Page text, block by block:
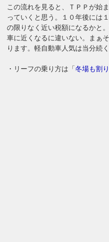
この流れを見ると、ＴＰＰが始
っていくと思う。１０年後には
の限りなく近い税額になるかと
車に近くなるに違いない。まぁ
ります。軽自動車人気は当分続く
・リーフの乗り方は「冬場も割